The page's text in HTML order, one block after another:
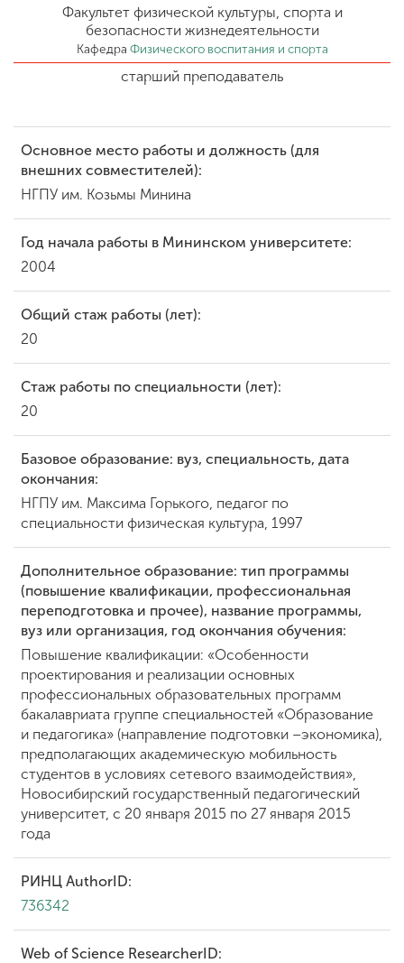
Наука
Другие виды
деятельности
Студенческая жизнь
Сведения об
Приемная
комиссия
+7 (831) 262-26-20
Факультет физической культуры, спорта и
безопасности жизнедеятельности
Кафедра Физического воспитания и спорта
старший преподаватель
Основное место работы и должность (для
внешних совместителей):
НГПУ им. Козьмы Минина
Год начала работы в Мининском университете:
2004
Общий стаж работы (лет):
20
Стаж работы по специальности (лет):
20
Базовое образование: вуз, специальность, дата
окончания:
НГПУ им. Максима Горького, педагог по
специальности физическая культура, 1997
Дополнительное образование: тип программы
(повышение квалификации, профессиональная
переподготовка и прочее), название программы,
вуз или организация, год окончания обучения:
Повышение квалификации: «Особенности
проектирования и реализации основных
профессиональных образовательных программ
бакалавриата группе специальностей «Образование
и педагогика» (направление подготовки –экономика),
предполагающих академическую мобильность
студентов в условиях сетевого взаимодействия»,
Новосибирский государственный педагогический
университет, с 20 января 2015 по 27 января 2015
года
РИНЦ AuthorID:
736342
Web of Science ResearcherID: